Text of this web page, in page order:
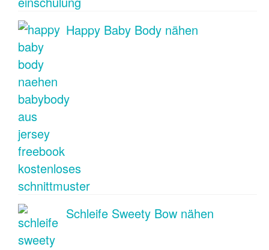
Happy Baby Body nähen
Schleife Sweety Bow nähen